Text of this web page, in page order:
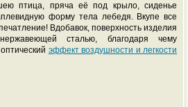
птица, пряча её под крыло, сиденье
форму тела лебедя. Вкупе все
Вдобавок, поверхность изделия
сталью, благодаря чему
эффект воздушности и легкости